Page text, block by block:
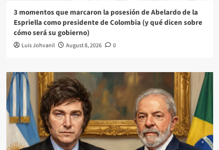
3 momentos que marcaron la posesión de Abelardo de la
Espriella como presidente de Colombia (y qué dicen sobre
cómo será su gobierno)
Luis Johvanil August 8, 2026 0